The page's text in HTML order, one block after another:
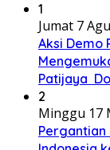
1
Jumat 7
Aksi Demo
Patijaya
2
Minggu 17
Pergantian